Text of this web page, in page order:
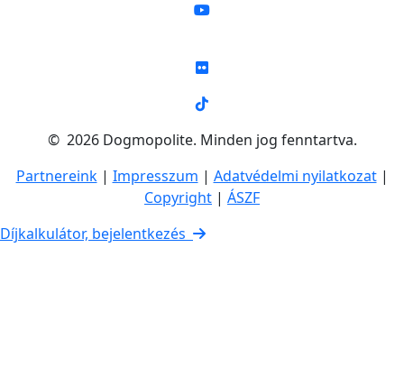
© 2026 Dogmopolite. Minden jog fenntartva.
Partnereink| Impresszum | Adatvédelmi nyilatkozat|
Copyright | ÁSZF
Díjkalkulátor, bejelentkezés